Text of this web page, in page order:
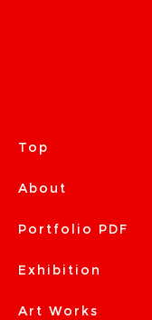
Top
About
Portfolio PDF
Exhibition
Art Works